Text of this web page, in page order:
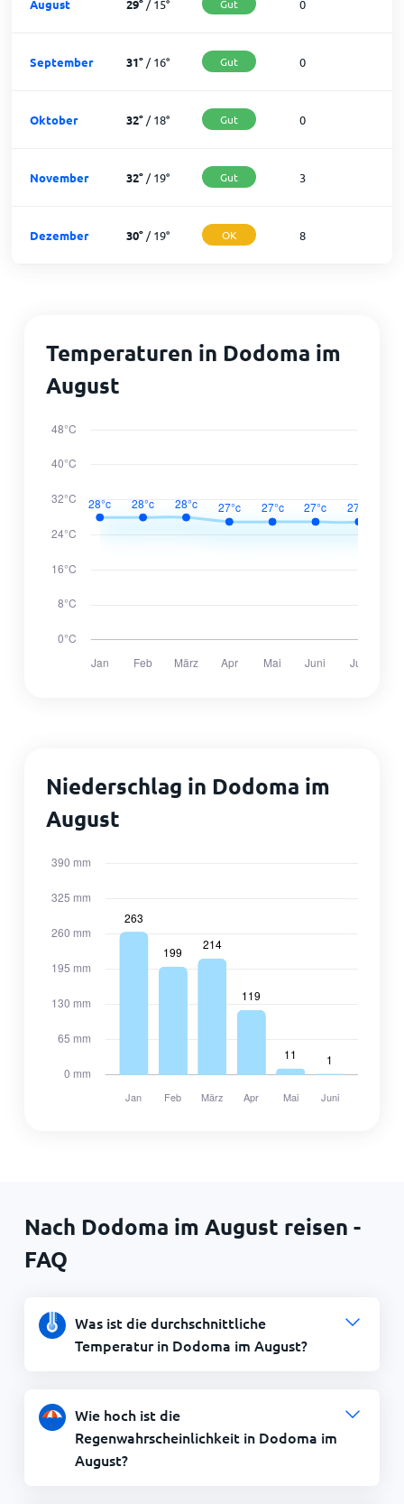
August 29°/15° Gut 0
September 31°/16° Gut 0
Oktober 32°/18° Gut 0
November 32°/19° Gut 3
Dezember 30°/19° OK 8
Temperaturen in Dodoma im
August
Niederschlag in Dodoma im
August
Nach Dodoma im August reisen -
FAQ
Was ist die durchschnittliche
Temperatur in Dodoma im August?
Wie hoch ist die
Regenwahrscheinlichkeit in Dodoma im
August?